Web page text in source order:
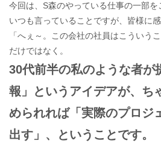
今回は、S森のやっている仕事の一部を
いつも言っていることですが、皆様に
「へぇ～。この会社の社員はこういう
だけではなく。
30代前半の私のような者が
報」というアイデアが、ち
められれば「実際のプロジ
出す」、ということです。